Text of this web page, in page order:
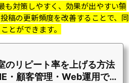
も対策しやすく、効果が出やすい領
稿の更新頻度を改善することで、同
とができます。
のリピート率を上げる方法
・顧客管理・Web運用で再